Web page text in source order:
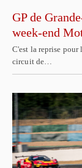
GP de
week-end
C'est la reprise pour
circuit de…